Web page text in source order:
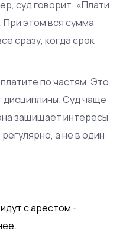
суд говорит: «Плати
При этом вся сумма
сразу, когда срок
по частям. Это
дисциплины. Суд чаще
защищает интересы
а не в один
с арестом -